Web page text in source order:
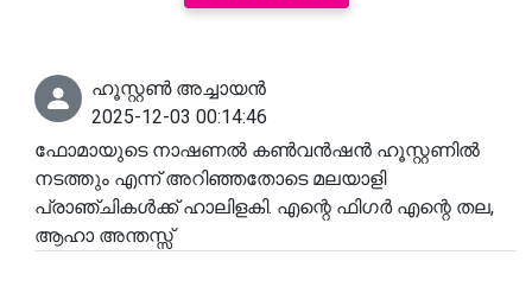
ഹൂസ്റ്റൺ അച്ചായൻ
2025-12-03 00:14:46
ഫോമായുടെ നാഷണൽ കൺവൻഷൻ ഹൂസ്റ്റണിൽ
നടത്തും എന്ന് അറിഞ്ഞതോടെ മലയാളി
പ്രാഞ്ചികൾക്ക് ഹാലിളകി. എന്റെ ഫിഗർ എന്റെ തല,
ആഹാ അന്തസ്സ്